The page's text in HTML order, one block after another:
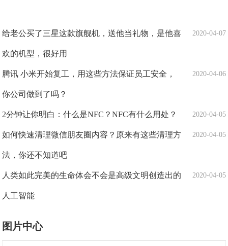
2020-04-07
给老公买了三星这款旗舰机，送他当礼物，是他喜
欢的机型，很好用
2020-04-06
腾讯 小米开始复工，用这些方法保证员工安全，
你公司做到了吗？
2020-04-05
2分钟让你明白：什么是NFC？NFC有什么用处？
2020-04-05
如何快速清理微信朋友圈内容？原来有这些清理方
法，你还不知道吧
2020-04-05
人类如此完美的生命体会不会是高级文明创造出的
人工智能
图片中心